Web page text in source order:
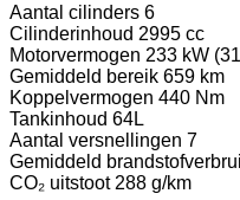
Aantal cilinders 6
Cilinderinhoud 2995 cc
Motorvermogen 233 kW
Gemiddeld bereik 659 km
Koppelvermogen 440 Nm
Tankinhoud 64L
Aantal versnellingen 7
Gemiddeld
CO₂ uitstoot 288 g/km